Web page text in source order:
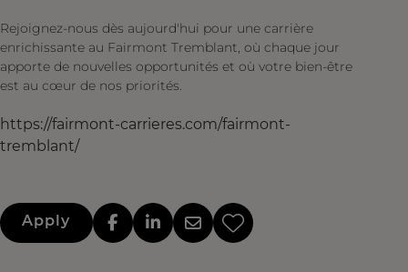
Rejoignez-nous dès aujourd'hui pour une carrière
enrichissante au Fairmont Tremblant, où chaque jour
apporte de nouvelles opportunités et où votre bien-être
est au cœur de nos priorités.
https://fairmont-carrieres.com/fairmont-
tremblant/
Apply